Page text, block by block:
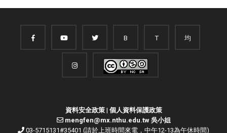
B T 均
資料安全政策| 個人資料保護政策
mengfen@mx.nthu.edu.tw 吳小姐
03-5715131#35401 (請於上班時間來電，中午12-13為午休時間)